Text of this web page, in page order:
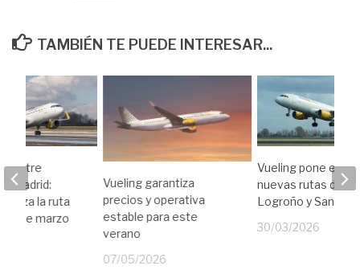
TAMBIÉN TE PUEDE INTERESAR...
Vueling garantiza
precios y operativa
estable para este
verano
07/05/2026
Vueling pone en
nuevas rutas
Logroño y
30/03/2026
entre
y Madrid:
la ruta
de marzo